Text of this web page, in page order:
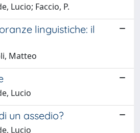
Lucio; Faccio, P.
linguistiche: il
Matteo
Lucio
un assedio?
Lucio